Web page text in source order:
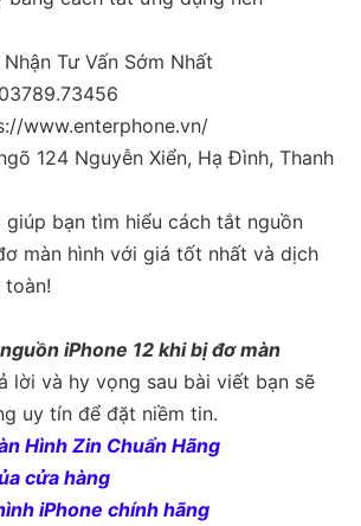
Tư Vấn Sớm Nhất
www.enterphone.vn/
124 Nguyễn Xiển, Hạ Đình, Thanh
giúp bạn tìm hiểu cách tắt nguồn
màn hình với giá tốt nhất và dịch
toàn!
iPhone 12 khi bị đơ màn
lời và hy vọng sau bài viết bạn sẽ
uy tín để đặt niềm tin.
Hình Zin Chuẩn Hãng
cửa hàng
iPhone chính hãng